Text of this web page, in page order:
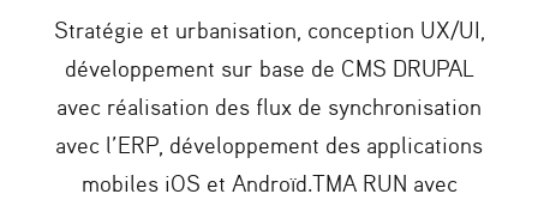
Stratégie et urbanisation, conception UX/UI,
développement sur base de CMS DRUPAL
avec réalisation des flux de synchronisation
avec l’ERP, développement des applications
mobiles iOS et Androïd.TMA RUN avec